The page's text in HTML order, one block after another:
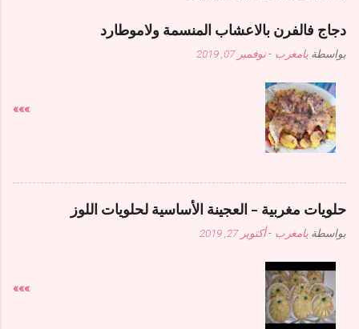
دجاج فالفرن بالاعشاب المنسمة ولاموطارد
بواسطة يامغرب -نوفمبر 07, 2019
»»»
حلويات مغربية - العجينة الأساسية لحلويات اللوز
بواسطة يامغرب -أكتوبر 27, 2019
»»»